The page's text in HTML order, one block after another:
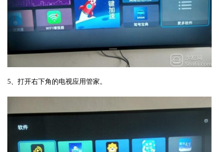
5、打开右下角的电视应用管家。